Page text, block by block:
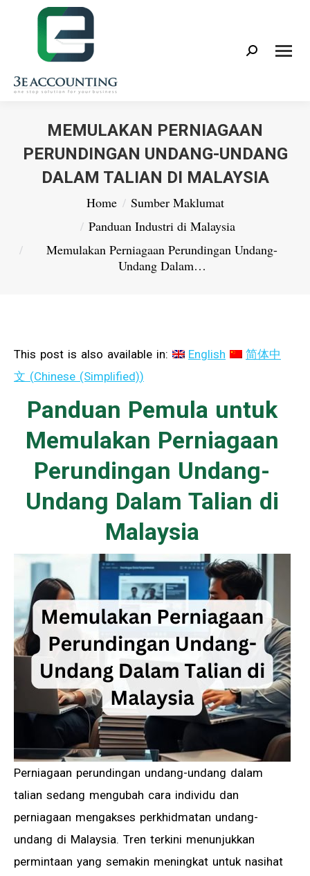
Search:
MEMULAKAN PERNIAGAAN
PERUNDINGAN UNDANG-UNDANG
DALAM TALIAN DI MALAYSIA
Home
Sumber Maklumat
Panduan Industri di Malaysia
Memulakan Perniagaan Perundingan Undang-
Undang Dalam…
This post is also available in: English
简体中
文 (Chinese (Simplified))
Panduan Pemula untuk
Memulakan Perniagaan
Perundingan Undang-
Undang Dalam Talian di
Malaysia
Perniagaan perundingan undang-undang dalam
talian sedang mengubah cara individu dan
perniagaan mengakses perkhidmatan undang-
undang di Malaysia. Tren terkini menunjukkan
permintaan yang semakin meningkat untuk nasihat